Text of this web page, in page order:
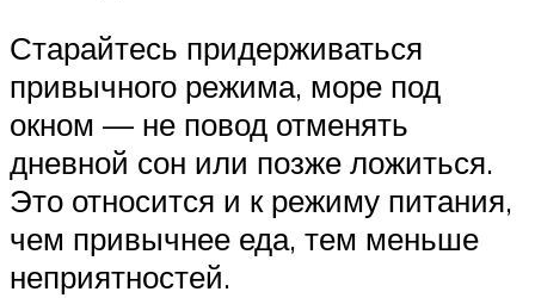
Старайтесь придерживаться
привычного режима, море под
окном — не повод отменять
дневной сон или позже ложиться.
Это относится и к режиму питания,
чем привычнее еда, тем меньше
неприятностей.